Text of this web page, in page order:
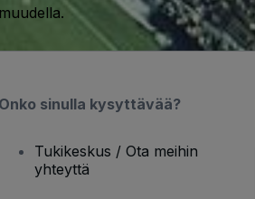
Onko sinulla kysyttävää?
Tukikeskus / Ota meihin
yhteyttä